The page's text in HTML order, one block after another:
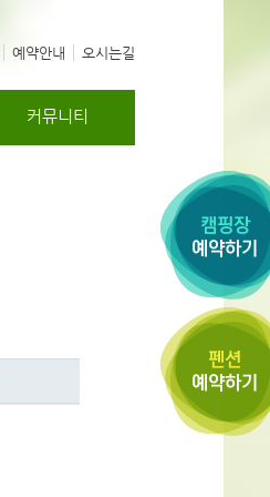
예약안내 오시는길
커뮤니티